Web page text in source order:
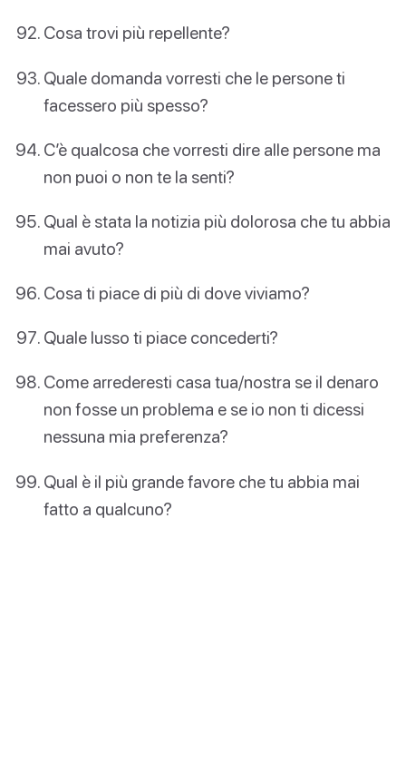
Cosa trovi più repellente?
Quale domanda vorresti che le persone ti
facessero più spesso?
C’è qualcosa che vorresti dire alle persone ma
non puoi o non te la senti?
Qual è stata la notizia più dolorosa che tu abbia
mai avuto?
Cosa ti piace di più di dove viviamo?
Quale lusso ti piace concederti?
Come arrederesti casa tua/nostra se il denaro
non fosse un problema e se io non ti dicessi
nessuna mia preferenza?
Qual è il più grande favore che tu abbia mai
fatto a qualcuno?